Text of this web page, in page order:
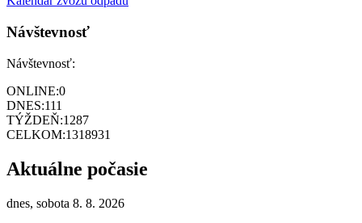
Návštevnosť
Návštevnosť:
ONLINE:0
DNES:111
TÝŽDEŇ:1287
CELKOM:1318931
Aktuálne počasie
dnes, sobota 8. 8. 2026